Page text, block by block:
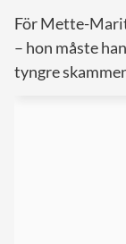
För Mette-
– hon måste
tyngre